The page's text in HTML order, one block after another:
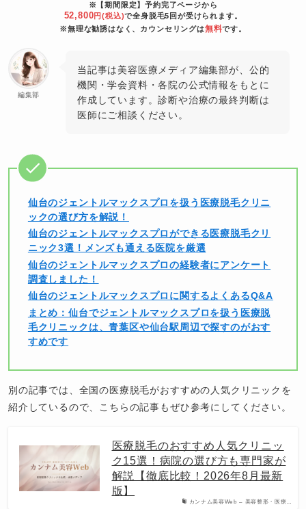
※【期間限定】予約完了ページから
52,800円(税込)で全身脱毛5回が受けられます。
※無理な勧誘はなく、カウンセリングは無料です。
編集部
当記事は美容医療メディア編集部が、公的
機関・学会資料・各院の公式情報をもとに
作成しています。診断や治療の最終判断は
医師にご相談ください。
仙台のジェントルマックスプロを扱う医療脱毛クリニ
ックの選び方を解説！
仙台のジェントルマックスプロができる医療脱毛クリ
ニック3選！メンズも通える医院を厳選
仙台のジェントルマックスプロの経験者にアンケート
調査しました！
仙台のジェントルマックスプロに関するよくあるQ&A
まとめ：仙台でジェントルマックスプロを扱う医療脱
毛クリニックは、青葉区や仙台駅周辺で探すのがおす
すめです
別の記事では、全国の医療脱毛がおすすめの人気クリニックを
紹介しているので、こちらの記事もぜひ参考にしてください。
カンナム美容Web – 美容整形・医療…
医療脱毛のおすすめ人気クリニッ
ク15選！病院の選び方も専門家が
解説【徹底比較！2026年8月最新
版】